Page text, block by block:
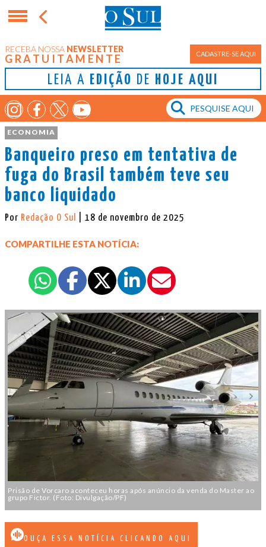
RECEBA NOSSA NEWSLETTER
GRATUITAMENTE CADASTRE-SE AQUI
LEIA A EDIÇÃO DE HOJE AQUI
ECONOMIA
Banqueiro preso em tentativa de
fuga do Brasil também teve seu
banco liquidado
Por Redação O Sul | 18 de novembro de 2025
COMPARTILHE ESTA NOTÍCIA:
Prisão de Vorcaro aconteceu horas após anúncio da venda do Master ao
grupo Fictor. (Foto: Divulgação/PF)
OUÇA ESSA NOTÍCIA CLICANDO AQUI